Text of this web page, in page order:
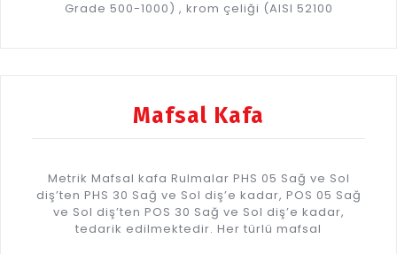
Grade 500-1000) , krom çeliği (AISI 52100
Mafsal Kafa
Metrik Mafsal kafa Rulmalar PHS 05 Sağ ve Sol
diş’ten PHS 30 Sağ ve Sol diş’e kadar, POS 05 Sağ
ve Sol diş’ten POS 30 Sağ ve Sol diş’e kadar,
tedarik edilmektedir. Her türlü mafsal